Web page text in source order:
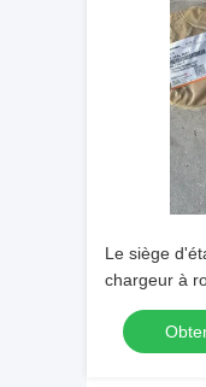
Le siège
chargeur à
71A0117